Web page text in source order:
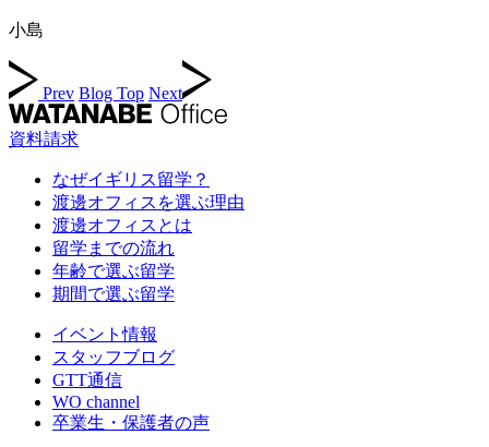
小島
Prev Blog Top Next
資料請求
なぜイギリス留学？
渡邊オフィスを選ぶ理由
渡邊オフィスとは
留学までの流れ
年齢で選ぶ留学
期間で選ぶ留学
イベント情報
スタッフブログ
GTT通信
WO channel
卒業生・保護者の声